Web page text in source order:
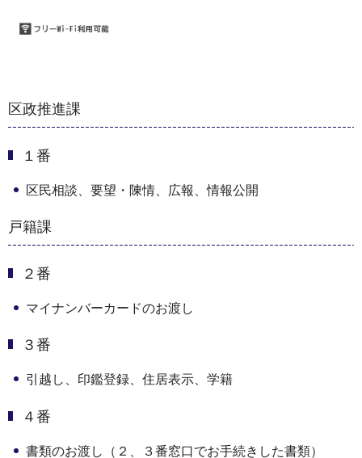
区政推進課
１番
区民相談、要望・陳情、広報、情報公開
戸籍課
２番
マイナンバーカードのお渡し
３番
引越し、印鑑登録、住居表示、学籍
４番
書類のお渡し（２、３番窓口でお手続きした書類）